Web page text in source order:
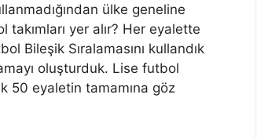
ülke geneline
yer alır? Her eyalette
Bileşik Sıralamasını kullandık
oluşturduk. Lise futbol
50 eyaletin tamamına göz